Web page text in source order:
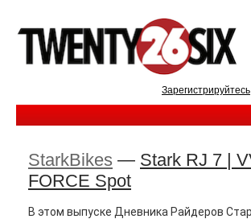
Зарегистрируйтесь
StarkBikes — Stark RJ 7 |
FORCE Spot
В этом выпуске Дневника Райдеров